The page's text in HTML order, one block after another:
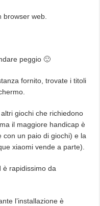
web.
peggio 🙂
fornito, trovate i titoli
giochi che richiedono
il maggiore handicap è
con un paio di giochi) e la
xiaomi vende a parte).
è rapidissimo da
l’installazione è